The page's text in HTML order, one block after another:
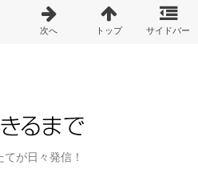
が日々発信！